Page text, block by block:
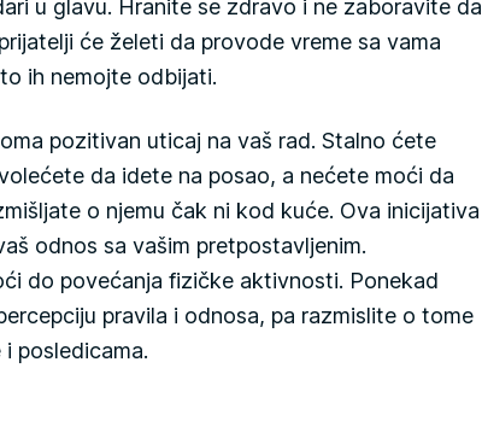
u glavu. Hranite se zdravo i ne zaboravite da
će želeti da provode vreme sa vama
ih nemojte odbijati.
pozitivan uticaj na vaš rad. Stalno ćete
da idete na posao, a nećete moći da
o njemu čak ni kod kuće. Ova inicijativa
odnos sa vašim pretpostavljenim.
do povećanja fizičke aktivnosti. Ponekad
pravila i odnosa, pa razmislite o tome
posledicama.